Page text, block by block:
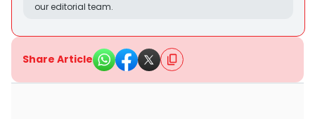
our editorial team.
Share Article